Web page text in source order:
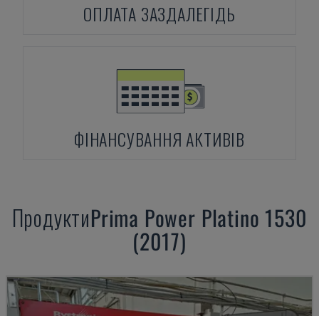
ОПЛАТА ЗАЗДАЛЕГІДЬ
ФІНАНСУВАННЯ АКТИВІВ
ПродуктиPrima Power Platino 1530
(2017)